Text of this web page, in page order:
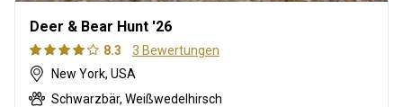
Deer & Bear Hunt '26
8.3
3 Bewertungen
New York, USA
Schwarzbär, Weißwedelhirsch